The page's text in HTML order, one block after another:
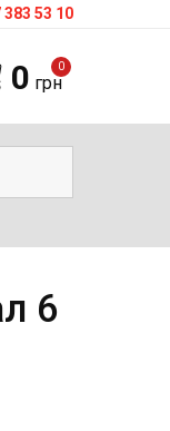
383 53 10
0
0 грн
6